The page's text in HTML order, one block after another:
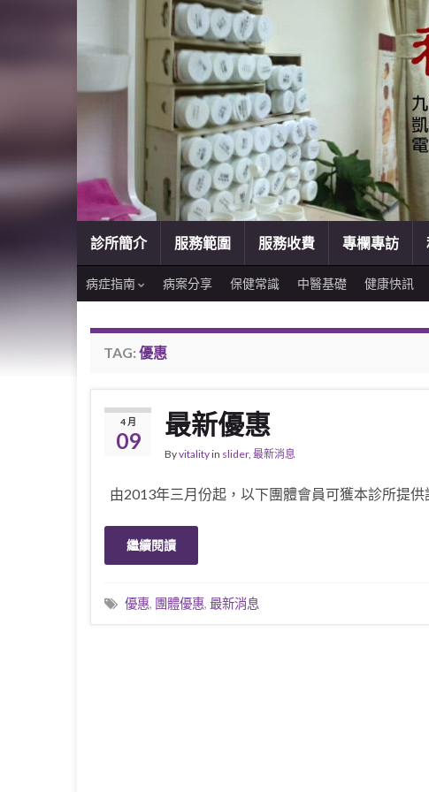
診所簡介 服務範圍 服務收費 專欄專訪
病症指南 病案分享 保健常識 中醫基礎 健康快訊
TAG: 優惠
4 月
09
最新優惠
Byvitalityin slider, 最新消息
由2013年三月份起，以下團體會員可獲本診所提
繼續閱讀
優惠, 團體優惠, 最新消息